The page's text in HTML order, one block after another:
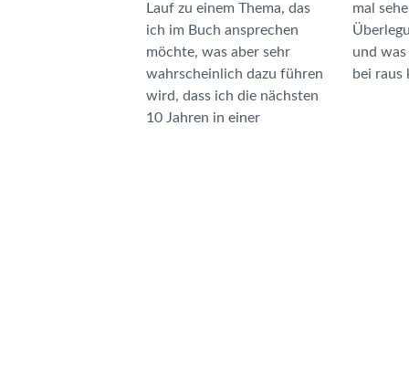
Lauf zu einem Thema, das
ich im Buch ansprechen
möchte, was aber sehr
wahrscheinlich dazu führen
wird, dass ich die nächsten
10 Jahren in einer
mal sehen wo diese
Überlegungen hinführen
und was dann schließlich
bei raus